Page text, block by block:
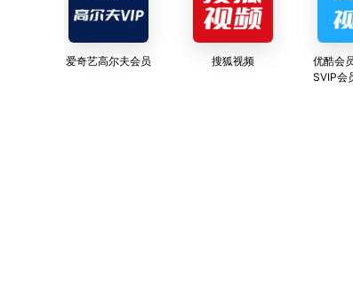
爱奇艺高尔夫会员 搜狐视频
优酷会
SVIP会